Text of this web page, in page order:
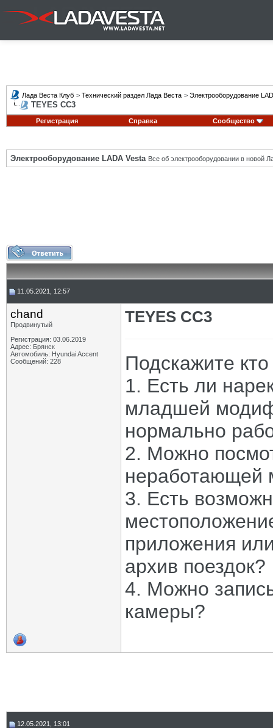
Лада Веста Клуб > Технический раздел Лада Веста > Электрооборудование
TEYES CC3
Регистрация Справка Сообщество
Электрооборудование LADA Vesta Все об электрооборудовании в новой
11.05.2021, 12:57
chand
Продвинутый
Регистрация: 03.06.2019
Адрес: Брянск
Автомобиль: Hyundai Accent
Сообщений: 228
TEYES CC3
Подскажите
1. Есть ли
младшей
нормально
2. Можно
неработающей
3. Есть
приложения
архив поездок?
4. Можно
камеры?
12.05.2021, 13:01